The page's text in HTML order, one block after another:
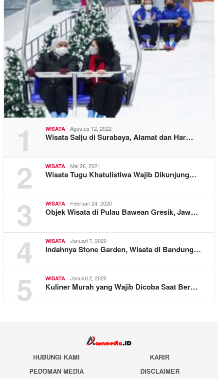
1 WISATA Agustus 12, 2022
Wisata Salju di Surabaya, Alamat dan Har…
2 WISATA Mei 26, 2021
Wisata Tugu Khatulistiwa Wajib Dikunjung…
3 WISATA Februari 24, 2020
Objek Wisata di Pulau Bawean Gresik, Jaw…
4 WISATA Januari 7, 2020
Indahnya Stone Garden, Wisata di Bandung…
5 WISATA Januari 2, 2020
Kuliner Murah yang Wajib Dicoba Saat Ber…
HUBUNGI KAMI
KARIR
PEDOMAN MEDIA
DISCLAIMER